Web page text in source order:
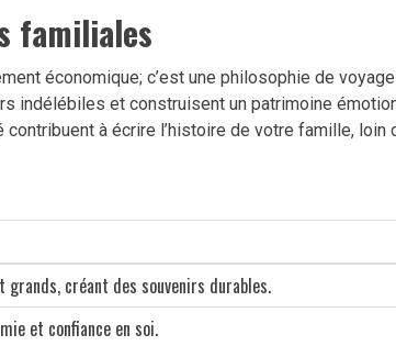
familiales
économique; c’est une philosophie de
et construisent un patrimoine
à écrire l’histoire de votre famille,
créant des souvenirs durables.
et confiance en soi.